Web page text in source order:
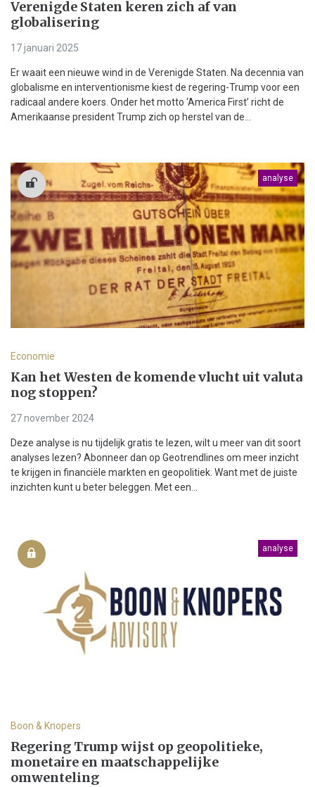
Verenigde Staten keren zich af van
globalisering
17 januari 2025
Er waait een nieuwe wind in de Verenigde Staten. Na decennia van
globalisme en interventionisme kiest de regering-Trump voor een
radicaal andere koers. Onder het motto ‘America First’ richt de
Amerikaanse president Trump zich op herstel van de...
analyse
Economie
Kan het Westen de komende vlucht uit valuta
nog stoppen?
27 november 2024
Deze analyse is nu tijdelijk gratis te lezen, wilt u meer van dit soort
analyses lezen? Abonneer dan op Geotrendlines om meer inzicht
te krijgen in financiële markten en geopolitiek. Want met de juiste
inzichten kunt u beter beleggen. Met een...
analyse
Boon & Knopers
Regering Trump wijst op geopolitieke,
monetaire en maatschappelijke
omwenteling